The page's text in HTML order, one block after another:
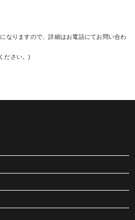
なりますので、詳細はお電話にてお問い合わ
ださい。)